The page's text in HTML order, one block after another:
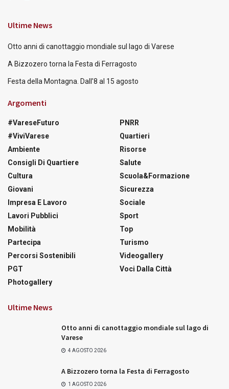
Ultime News
Otto anni di canottaggio mondiale sul lago di Varese
A Bizzozero torna la Festa di Ferragosto
Festa della Montagna. Dall’8 al 15 agosto
Argomenti
#VareseFuturo
#ViviVarese
Ambiente
Consigli Di Quartiere
Cultura
Giovani
Impresa E Lavoro
Lavori Pubblici
Mobilità
Partecipa
Percorsi Sostenibili
PGT
Photogallery
PNRR
Quartieri
Risorse
Salute
Scuola&Formazione
Sicurezza
Sociale
Sport
Top
Turismo
Videogallery
Voci Dalla Città
Ultime News
Otto anni di canottaggio mondiale sul lago di
Varese
4 AGOSTO 2026
A Bizzozero torna la Festa di Ferragosto
1 AGOSTO 2026